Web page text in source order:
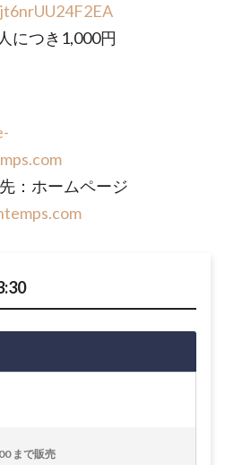
につき1,000円
：ホームページ
まで販売